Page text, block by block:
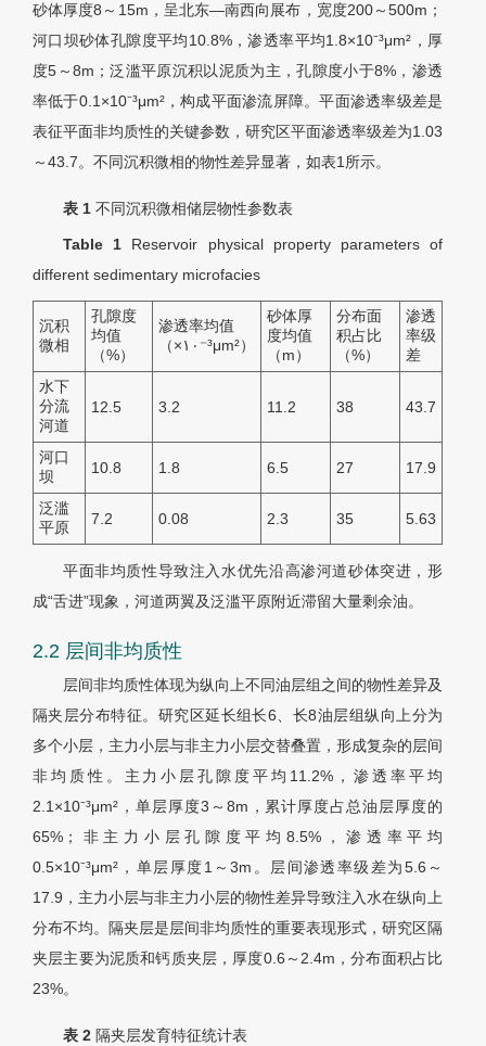
砂体厚度8～15m，呈北东—南西向展布，宽度200～500m；
河口坝砂体孔隙度平均10.8%，渗透率平均1.8×10⁻³μm²，厚
度5～8m；泛滥平原沉积以泥质为主，孔隙度小于8%，渗透
率低于0.1×10⁻³μm²，构成平面渗流屏障。平面渗透率级差是
表征平面非均质性的关键参数，研究区平面渗透率级差为1.03
～43.7。不同沉积微相的物性差异显著，如表1所示。
表 1 不同沉积微相储层物性参数表
Table 1 Reservoir physical property parameters of
different sedimentary microfacies
沉积
微相
孔隙度
均值
（%）
渗透率均值
（×١٠⁻³μm²）
砂体厚
度均值
（m）
分布面
积占比
（%）
渗透
率级
差
水下
分流
河道
12.5 3.2 11.2 38 43.7
河口
坝
10.8 1.8 6.5 27 17.9
泛滥
平原
7.2 0.08 2.3 35 5.63
平面非均质性导致注入水优先沿高渗河道砂体突进，形
成“舌进”现象，河道两翼及泛滥平原附近滞留大量剩余油。
2.2 层间非均质性
层间非均质性体现为纵向上不同油层组之间的物性差异及
隔夹层分布特征。研究区延长组长6、长8油层组纵向上分为
多个小层，主力小层与非主力小层交替叠置，形成复杂的层间
非均质性。主力小层孔隙度平均11.2%，渗透率平均
2.1×10⁻³μm²，单层厚度3～8m，累计厚度占总油层厚度的
65%；非主力小层孔隙度平均8.5%，渗透率平均
0.5×10⁻³μm²，单层厚度1～3m。层间渗透率级差为5.6～
17.9，主力小层与非主力小层的物性差异导致注入水在纵向上
分布不均。隔夹层是层间非均质性的重要表现形式，研究区隔
夹层主要为泥质和钙质夹层，厚度0.6～2.4m，分布面积占比
23%。
表 2 隔夹层发育特征统计表